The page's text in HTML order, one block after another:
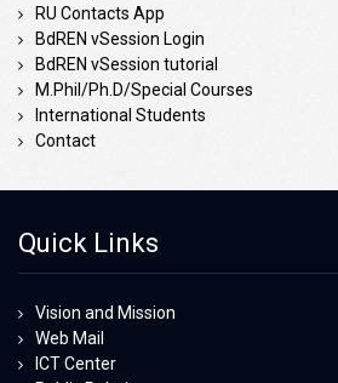
RU Contacts App
BdREN vSession Login
BdREN vSession tutorial
M.Phil/Ph.D/Special Courses
International Students
Contact
Quick Links
Vision and Mission
Web Mail
ICT Center